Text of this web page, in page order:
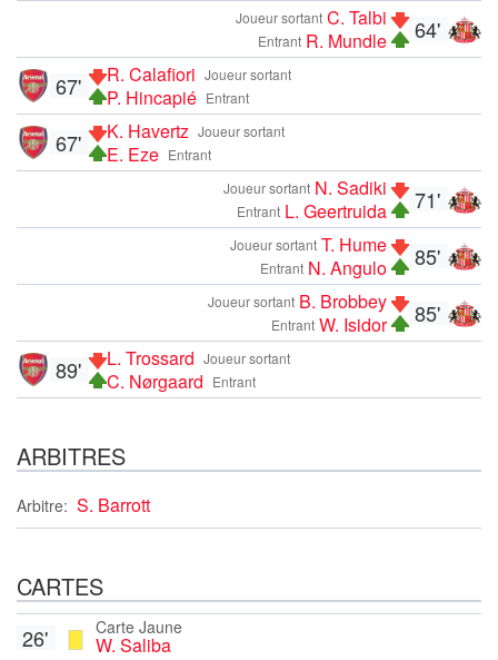
64'
Joueur sortant C. Talbi
Entrant R. Mundle
Joueur sortant
R. Calafiori
Entrant
P. Hincapié
67'
Joueur sortant
K. Havertz
Entrant
E. Eze
67'
71'
Joueur sortant N. Sadiki
Entrant L. Geertruida
85'
Joueur sortant T. Hume
Entrant N. Angulo
85'
Joueur sortant B. Brobbey
Entrant W. Isidor
Joueur sortant
L. Trossard
Entrant
C. Nørgaard
89'
ARBITRES
Arbitre: S. Barrott
CARTES
Carte Jaune
W. Saliba
26'